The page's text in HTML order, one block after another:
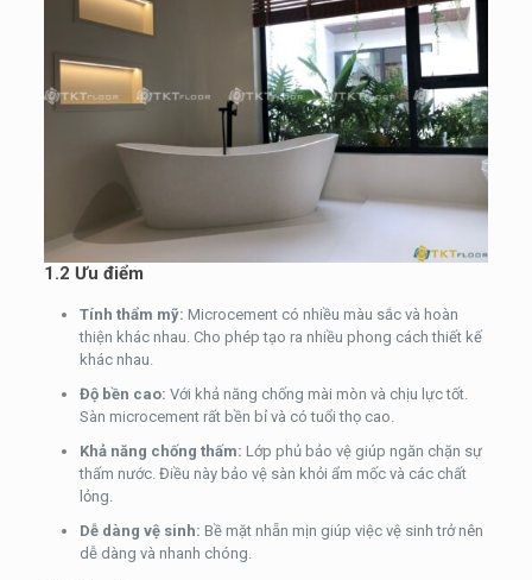
1.2 Ưu điểm
Tính thẩm mỹ: Microcement có nhiều màu sắc và hoàn
thiện khác nhau. Cho phép tạo ra nhiều phong cách thiết kế
khác nhau.
Độ bền cao: Với khả năng chống mài mòn và chịu lực tốt.
Sàn microcement rất bền bỉ và có tuổi thọ cao.
Khả năng chống thấm: Lớp phủ bảo vệ giúp ngăn chặn sự
thấm nước. Điều này bảo vệ sàn khỏi ẩm mốc và các chất
lỏng.
Dễ dàng vệ sinh: Bề mặt nhẵn mịn giúp việc vệ sinh trở nên
dễ dàng và nhanh chóng.